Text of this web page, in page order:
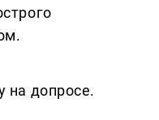
на допросе.